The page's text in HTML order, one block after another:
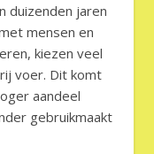
duizenden jaren
mensen en
kiezen veel
voer. Dit komt
aandeel
gebruikmaakt